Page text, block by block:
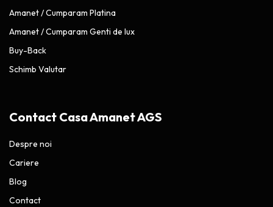
Amanet / Cumparam Platina
Amanet / Cumparam Genti de lux
Buy-Back
Schimb Valutar
Contact Casa Amanet AGS
Despre noi
Cariere
Blog
Contact